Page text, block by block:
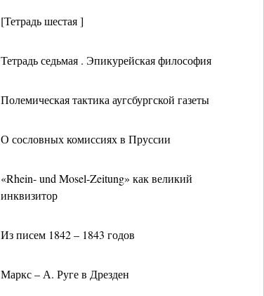
[Тетрадь шестая ]
Тетрадь седьмая . Эпикурейская философия
Полемическая тактика аугсбургской газеты
О сословных комиссиях в Пруссии
«Rhein- und Mosel-Zeitung» как великий
инквизитор
Из писем 1842 – 1843 годов
Маркс – А. Руге в Дрезден